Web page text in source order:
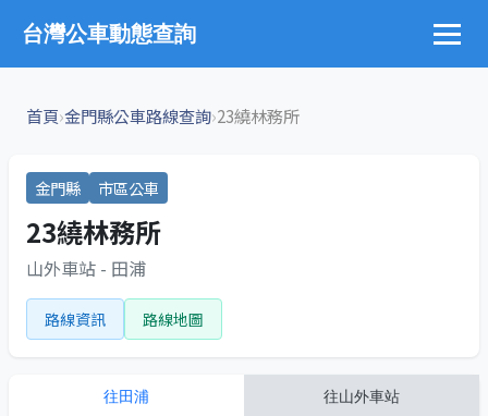
台灣公車動態查詢
首頁›金門縣公車路線查詢›23繞林務所
金門縣 市區公車
23繞林務所
山外車站 - 田浦
路線資訊 路線地圖
往田浦 往山外車站